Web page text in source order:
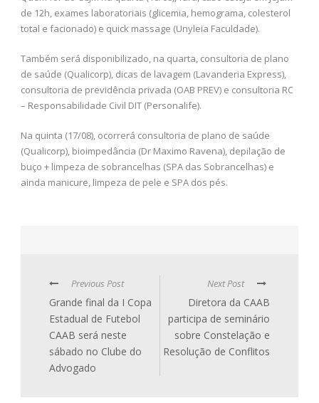
de 12h, exames laboratoriais (glicemia, hemograma, colesterol
total e facionado) e quick massage (Unyleia Faculdade).
Também será disponibilizado, na quarta, consultoria de plano
de saúde (Qualicorp), dicas de lavagem (Lavanderia Express),
consultoria de previdência privada (OAB PREV) e consultoria RC
– Responsabilidade Civil DIT (Personalife).
Na quinta (17/08), ocorrerá consultoria de plano de saúde
(Qualicorp), bioimpedância (Dr Maximo Ravena), depilação de
buço + limpeza de sobrancelhas (SPA das Sobrancelhas) e
ainda manicure, limpeza de pele e SPA dos pés.
Previous Post
Grande final da I Copa
Estadual de Futebol
CAAB será neste
sábado no Clube do
Advogado
Next Post
Diretora da CAAB
participa de seminário
sobre Constelação e
Resolução de Conflitos